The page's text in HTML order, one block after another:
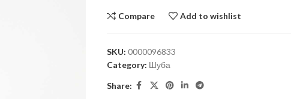
Compare Add to wishlist
SKU: 0000096833
Category: Шуба
Share: